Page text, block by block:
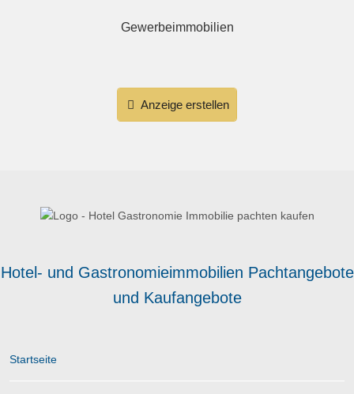
Gewerbeimmobilien
Anzeige erstellen
Hotel- und Gastronomieimmobilien Pachtangebote
und Kaufangebote
Startseite